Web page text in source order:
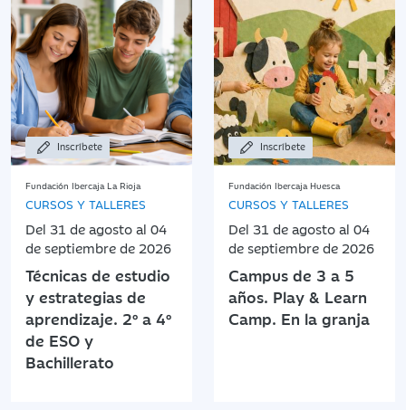
Inscríbete
Fundación Ibercaja La Rioja
CURSOS Y TALLERES
Del 31 de agosto al 04
de septiembre de 2026
Técnicas de estudio
y estrategias de
aprendizaje. 2º a 4º
de ESO y
Bachillerato
Inscríbete
Fundación Ibercaja Huesca
CURSOS Y TALLERES
Del 31 de agosto al 04
de septiembre de 2026
Campus de 3 a 5
años. Play & Learn
Camp. En la granja